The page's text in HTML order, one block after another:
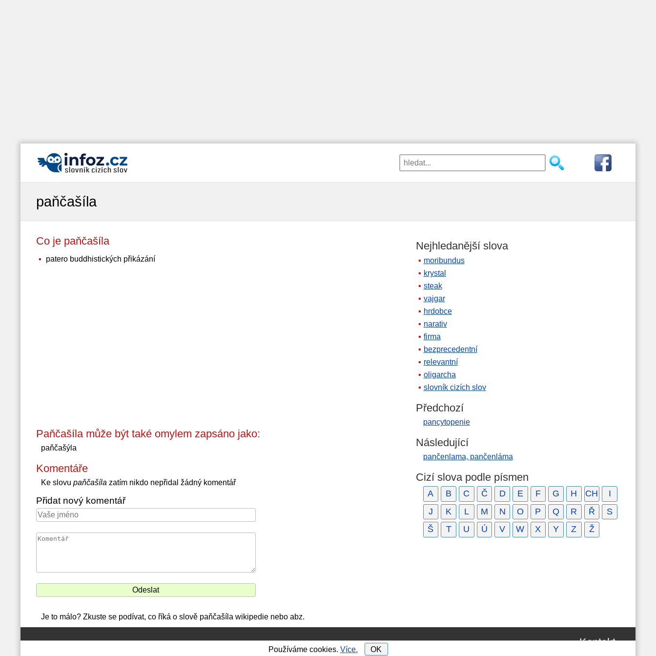
paňčašíla
Co je paňčašíla
patero buddhistických přikázání
Paňčašíla může být také omylem zapsáno jako:
paňčašýla
Komentáře
Ke slovu paňčašíla zatím nikdo nepřidal žádný komentář
Přidat nový komentář
Je to málo? Zkuste se podívat, co říká o slově paňčašíla wikipedie nebo abz.
Nejhledanější slova
moribundus
krystal
steak
vajgar
hrdobce
narativ
firma
bezprecedentní
relevantní
oligarcha
slovník cizích slov
Předchozí
pancytopenie
Následující
pančenlama, pančenláma
Cizí slova podle písmen
A B C Č D E F G H CH
I
J
K L M N O P Q R Ř
S
Š
T U Ú V W X Y Z Ž
Kontakt
Používáme cookies. Více. OK